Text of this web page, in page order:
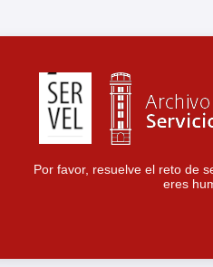
Por favor, resuelve el reto de
eres